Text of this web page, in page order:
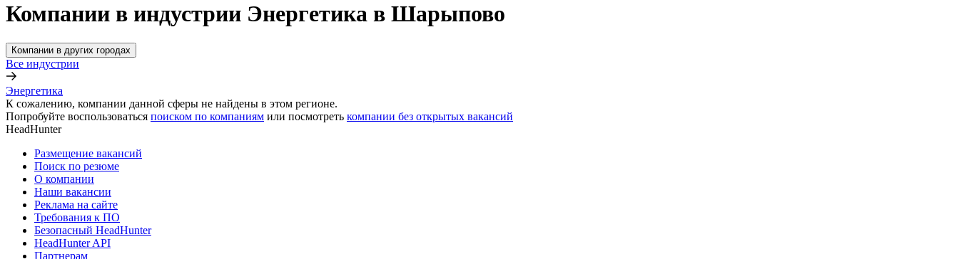
Компании в индустрии Энергетика в Шарыпово
Компании в других городах
Все индустрии
Энергетика
К сожалению, компании данной сферы не найдены в этом регионе.
Попробуйте воспользоваться поиском по компаниям или посмотреть компании без открытых вакансий
HeadHunter
Размещение вакансий
Поиск по резюме
О компании
Наши вакансии
Реклама на сайте
Требования к ПО
Безопасный HeadHunter
HeadHunter API
Партнерам